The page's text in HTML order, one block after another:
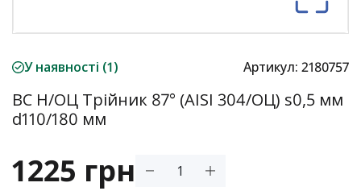
У наявності (1) Артикул: 2180757
ВС Н/ОЦ Трійник 87° (AISI 304/ОЦ) s0,5 мм
d110/180 мм
1225 грн